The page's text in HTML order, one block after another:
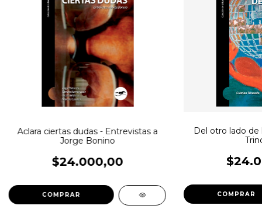
Aclara ciertas dudas - Entrevistas a
Jorge Bonino
$24.000,00
Del otro lado de